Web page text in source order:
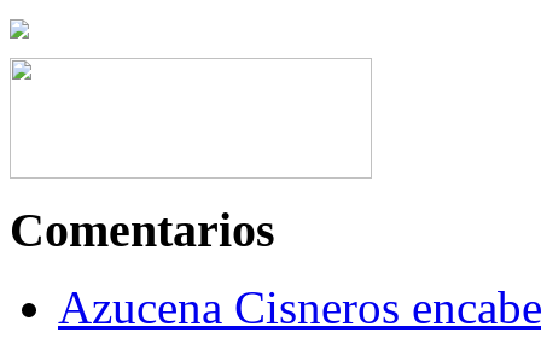
Comentarios
Azucena Cisneros